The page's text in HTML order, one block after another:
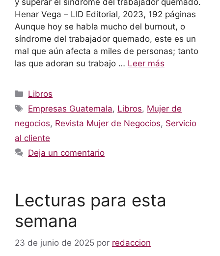
y superar el síndrome del trabajador quemado.
Henar Vega – LID Editorial, 2023, 192 páginas
Aunque hoy se habla mucho del burnout, o
síndrome del trabajador quemado, este es un
mal que aún afecta a miles de personas; tanto
las que adoran su trabajo … Leer más
Categorías
Libros
Etiquetas
Empresas Guatemala, Libros, Mujer de
negocios, Revista Mujer de Negocios, Servicio
al cliente
Deja un comentario
Lecturas para esta
semana
23 de junio de 2025 por redaccion